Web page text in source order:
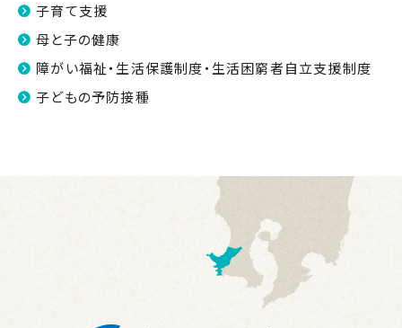
子育て支援
母と子の健康
障がい福祉・生活保護制度・生活困窮者自立支援制度
子どもの予防接種